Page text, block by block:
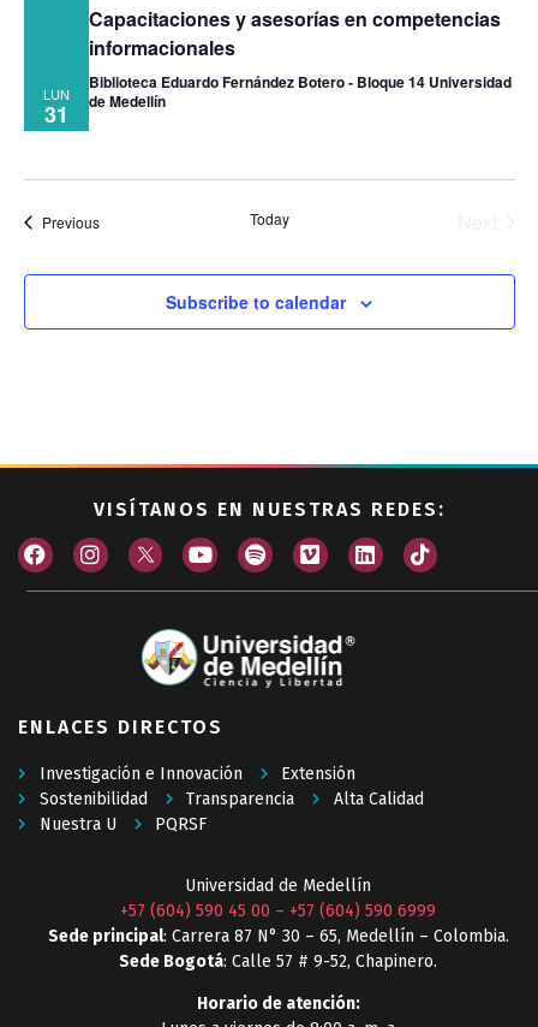
LUN
31
Capacitaciones y asesorías en competencias
informacionales
Biblioteca Eduardo Fernández Botero - Bloque 14 Universidad
de Medellín
PreviousEvents Today
Subscribe to calendar
VISÍTANOS EN NUESTRAS REDES:
ENLACES DIRECTOS
Investigación e Innovación
Extensión
Sostenibilidad
Transparencia
Alta Calidad
Nuestra U
PQRSF
Universidad de Medellín
+57 (604) 590 45 00 – +57 (604) 590 6999
Sede principal: Carrera 87 N° 30 – 65, Medellín – Colombia.
Sede Bogotá: Calle 57 # 9-52, Chapinero.
Horario de atención: